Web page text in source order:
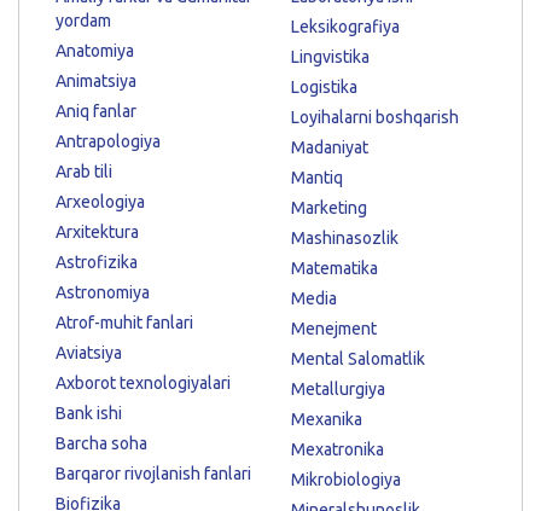
yordam
Anatomiya
Animatsiya
Aniq fanlar
Antrapologiya
Arab tili
Arxeologiya
Arxitektura
Astrofizika
Astronomiya
Atrof-muhit fanlari
Aviatsiya
Axborot texnologiyalari
Bank ishi
Barcha soha
Barqaror rivojlanish fanlari
Biofizika
Leksikografiya
Lingvistika
Logistika
Loyihalarni boshqarish
Madaniyat
Mantiq
Marketing
Mashinasozlik
Matematika
Media
Menejment
Mental Salomatlik
Metallurgiya
Mexanika
Mexatronika
Mikrobiologiya